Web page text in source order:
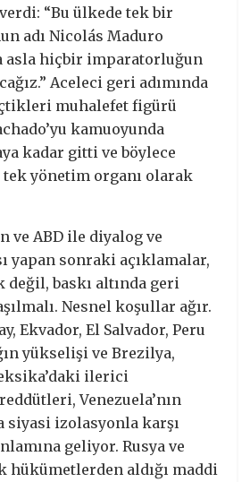
“Bu ülkede tek bir
adı Nicolás Maduro
asla hiçbir imparatorluğun
Aceleci geri adımında
muhalefet figürü
kamuoyunda
kadar gitti ve böylece
yönetim organı olarak
ve ABD ile diyalog ve
yapan sonraki açıklamalar,
baskı altında geri
Nesnel koşullar ağır.
Ekvador, El Salvador, Peru
yükselişi ve Brezilya,
ilerici
Venezuela’nın
siyasi izolasyonla karşı
geliyor. Rusya ve
hükümetlerden aldığı maddi